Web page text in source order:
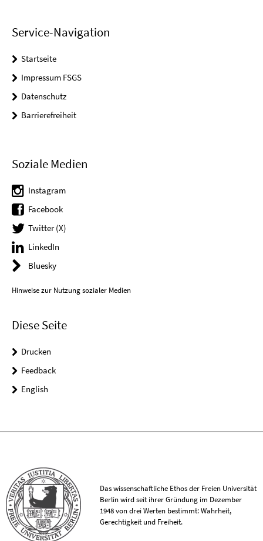
Service-Navigation
Startseite
Impressum FSGS
Datenschutz
Barrierefreiheit
Soziale Medien
Instagram
Facebook
Twitter (X)
LinkedIn
Bluesky
Hinweise zur Nutzung sozialer Medien
Diese Seite
Drucken
Feedback
English
Das wissenschaftliche Ethos der Freien Universität
Berlin wird seit ihrer Gründung im Dezember
1948 von drei Werten bestimmt: Wahrheit,
Gerechtigkeit und Freiheit.